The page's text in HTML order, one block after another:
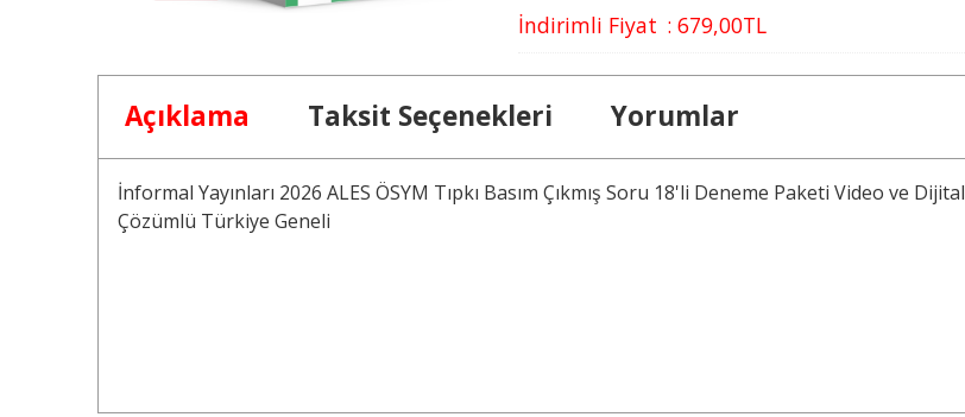
İndirimli Fiyat : 679,00TL
Açıklama Taksit Seçenekleri Yorumlar
İnformal Yayınları 2026 ALES ÖSYM Tıpkı Basım Çıkmış Soru 18'li Deneme Paketi Video ve Dijital
Çözümlü Türkiye Geneli